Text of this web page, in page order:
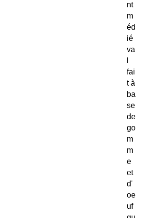
nt
m
éd
ié
va
fai
t à
ba
se
de
go
m
m
e
et
d'
oe
uf